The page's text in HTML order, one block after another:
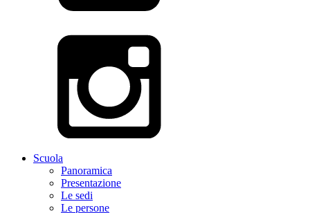
Scuola
Panoramica
Presentazione
Le sedi
Le persone